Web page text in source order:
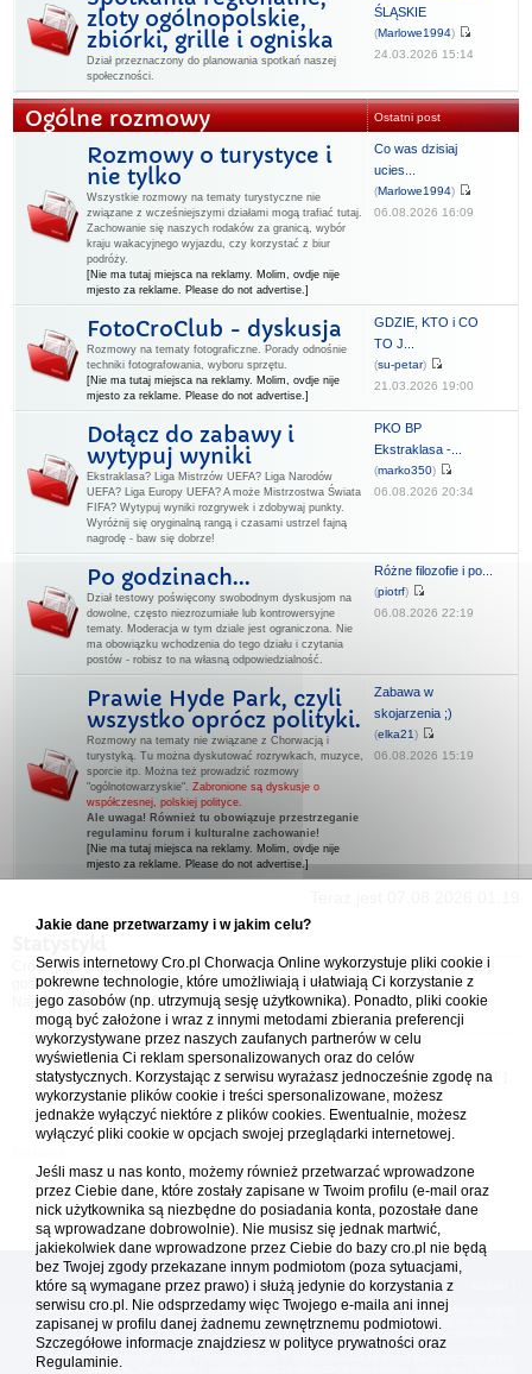
zloty ogólnopolskie,
zbiórki, grille i ogniska
Dział przeznaczony do planowania spotkań naszej
społeczności.
ŚLĄSKIE
(Marlowe1994)
24.03.2026 15:14
Ogólne rozmowy Ostatni post
Rozmowy o turystyce i
nie tylko
Wszystkie rozmowy na tematy turystyczne nie
związane z wcześniejszymi działami mogą trafiać tutaj.
Zachowanie się naszych rodaków za granicą, wybór
kraju wakacyjnego wyjazdu, czy korzystać z biur
podróży.
[Nie ma tutaj miejsca na reklamy. Molim, ovdje nije
mjesto za reklame. Please do not advertise.]
Co was dzisiaj
ucies...
(Marlowe1994)
06.08.2026 16:09
FotoCroClub - dyskusja
Rozmowy na tematy fotograficzne. Porady odnośnie
techniki fotografowania, wyboru sprzętu.
[Nie ma tutaj miejsca na reklamy. Molim, ovdje nije
mjesto za reklame. Please do not advertise.]
GDZIE, KTO i CO
TO J...
(su-petar)
21.03.2026 19:00
Dołącz do zabawy i
wytypuj wyniki
Ekstraklasa? Liga Mistrzów UEFA? Liga Narodów
UEFA? Liga Europy UEFA? A może Mistrzostwa Świata
FIFA? Wytypuj wyniki rozgrywek i zdobywaj punkty.
Wyróżnij się oryginalną rangą i czasami ustrzel fajną
nagrodę - baw się dobrze!
PKO BP
Ekstraklasa -...
(marko350)
06.08.2026 20:34
Po godzinach...
Dział testowy poświęcony swobodnym dyskusjom na
dowolne, często niezrozumiałe lub kontrowersyjne
tematy. Moderacja w tym dziale jest ograniczona. Nie
ma obowiązku wchodzenia do tego działu i czytania
postów - robisz to na własną odpowiedzialność.
Różne filozofie i po...
(piotrf)
06.08.2026 22:19
Prawie Hyde Park, czyli
wszystko oprócz polityki.
Rozmowy na tematy nie związane z Chorwacją i
turystyką. Tu można dyskutować rozrywkach, muzyce,
sporcie itp. Można też prowadzić rozmowy
"ogólnotowarzyskie". Zabronione są dyskusje o
współczesnej, polskiej polityce.
Ale uwaga! Również tu obowiązuje przestrzeganie
regulaminu forum i kulturalne zachowanie!
[Nie ma tutaj miejsca na reklamy. Molim, ovdje nije
mjesto za reklame. Please do not advertise.]
Zabawa w
skojarzenia ;)
(elka21)
06.08.2026 15:19
Cro.pl przegląda165użytkowników :: 2 zidentyfikowanych, 0 ukrytych i 163
gości (dane z ostatnich 3 minut)
Najwięcej użytkowników online ( 5542) było 21.04.2026 01:12
Forum Chorwacja Online - Cro.pl
Usuń ciasteczka• Strefa czasowa: UTC + 1 (Polska - czas zimowy) [ DST
[reklama ] [
Platforma cro.pl© Chorwacja online™ wykorzystuje cookies do prawidłowego działania, te pliki
gromadzą na Twoim komputerze dane ułatwiające korzystanie z serwisu; więcej informacji w
Redakcja platformy cro.pl© Chorwacja online™ nie odpowiada za treści zamieszczone przez
użytkowników. Korzystanie z serwisu oznacza akceptację regulaminu. Serwis ma charakter
Jakie dane przetwarzamy i w jakim celu?
Serwis internetowy Cro.pl Chorwacja Online wykorzystuje pliki cookie i
pokrewne technologie, które umożliwiają i ułatwiają Ci korzystanie z
jego zasobów (np. utrzymują sesję użytkownika). Ponadto, pliki cookie
mogą być założone i wraz z innymi metodami zbierania preferencji
wykorzystywane przez naszych zaufanych partnerów w celu
wyświetlenia Ci reklam spersonalizowanych oraz do celów
statystycznych. Korzystając z serwisu wyrażasz jednocześnie zgodę na
wykorzystanie plików cookie i treści spersonalizowane, możesz
jednakże wyłączyć niektóre z plików cookies. Ewentualnie, możesz
wyłączyć pliki cookie w opcjach swojej przeglądarki internetowej.
Jeśli masz u nas konto, możemy również przetwarzać wprowadzone
przez Ciebie dane, które zostały zapisane w Twoim profilu (e-mail oraz
nick użytkownika są niezbędne do posiadania konta, pozostałe dane
są wprowadzane dobrowolnie). Nie musisz się jednak martwić,
jakiekolwiek dane wprowadzone przez Ciebie do bazy cro.pl nie będą
bez Twojej zgody przekazane innym podmiotom (poza sytuacjami,
które są wymagane przez prawo) i służą jedynie do korzystania z
serwisu cro.pl. Nie odsprzedamy więc Twojego e-maila ani innej
zapisanej w profilu danej żadnemu zewnętrznemu podmiotowi.
Szczegółowe informacje znajdziesz w polityce prywatności oraz
Regulaminie.